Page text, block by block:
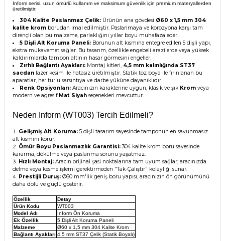
Inform serisi, uzun ömürlü kullanım ve maksimum güvenlik için premium materyallerden
üretilmiştir:
304 Kalite Paslanmaz Çelik: Ürünün ana gövdesi Ø60 x 1,5 mm 304
kalite krom borudan imal edilmiştir. Paslanmaya ve korozyona karşı tam
dirençli olan bu malzeme, parlaklığını yıllar boyu muhafaza eder.
5 Dişli Alt Koruma Paneli: Borunun alt kısmına entegre edilen 5 dişli yapı,
ekstra mukavemet sağlar. Bu tasarım, özellikle engebeli arazilerde veya yüksek
kaldırımlarda tampon altının hasar görmesini engeller.
Zırhlı Bağlantı Ayakları: Montaj kitleri, 4,5 mm kalınlığında ST37
sacdan lazer kesim ile hatasız üretilmiştir. Statik toz boya ile fırınlanan bu
aparatlar, her türlü sarsıntıya ve darbe yüküne dayanıklıdır.
Renk Opsiyonları: Aracınızın karakterine uygun; klasik ve şık Krom veya
modern ve agresif Mat Siyah seçenekleri mevcuttur.
Neden Inform (WT003) Tercih Edilmeli?
Gelişmiş Alt Koruma: 5 dişli tasarım sayesinde tamponun en savunmasız
alt kısmını korur.
Ömür Boyu Paslanmazlık Garantisi:304 kalite krom boru sayesinde
kararma, dökülme veya paslanma sorunu yaşatmaz.
Hızlı Montaj: Aracın orijinal şasi noktalarına tam uyum sağlar; aracınızda
delme veya kesme işlemi gerektirmeden "Tak-Çalıştır" kolaylığı sunar.
Prestijli Duruş: Ø60 mm'lik geniş boru yapısı, aracınızın ön görünümünü
daha dolu ve güçlü gösterir.
Özellik
Detay
Ürün Kodu
WT003
Model Adı
Inform Ön Koruma
Ek Özellik
5 Dişli Alt Koruma Paneli
Malzeme
Ø60 x 1,5 mm 304 Kalite Krom
Bağlantı Ayakları 4,5 mm ST37 Çelik (Statik Boyalı)